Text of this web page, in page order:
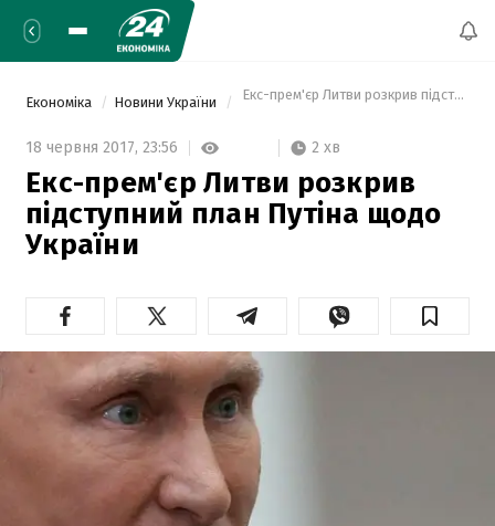
Економіка Новини України Екс-прем'єр Литви розкрив
18 червня 2017, 23:56 2 хв
Екс-прем'єр Литви розкрив
підступний план Путіна щодо
України